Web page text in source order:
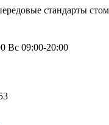
стандарты
Вс 09:00-20:00